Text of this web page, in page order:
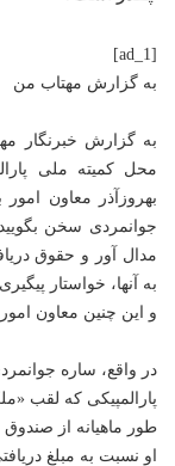
[ad_1]
به گزارش مهتاب من
محل کمیته ملی
بهروزآذر معاون
جوانمردی سخن
مدال آور و حقوق
به آنها، خواستار
و این چنین معاون
در واقع، ساره
پارالمپیکی که لقب
طور ماهیانه از صندوق
او نسبت به مبلغ